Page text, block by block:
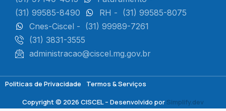
(31) 99585-8490
RH - (31) 99585-8075
Cnes-Ciscel - (31) 99989-7261
(31) 3831-3555
administracao@ciscel.mg.gov.br
Copyright © 2026 CISCEL – Desenvolvido por Simplify.dev
Politicas de Privacidade Termos & Serviços